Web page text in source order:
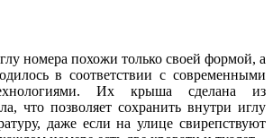
номера похожи только своей формой, а
в соответствии с современными
Их крыша сделана из
что позволяет сохранить внутри иглу
даже если на улице свирепствуют